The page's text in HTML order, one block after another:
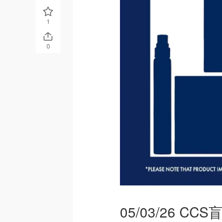
1
0
05/03/26 CCS